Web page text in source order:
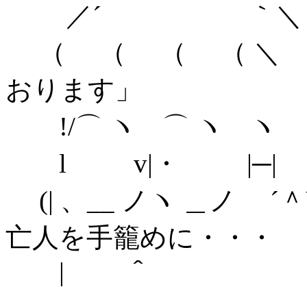
／´ ｀＼
（ （ （ （ ＼ ヽ
おります」
!/⌒ ヽ ⌒ ヽ ヽ
l v|・ |─|
(| 、__ ノヽ
亡人を手籠めに・・・
| ＾